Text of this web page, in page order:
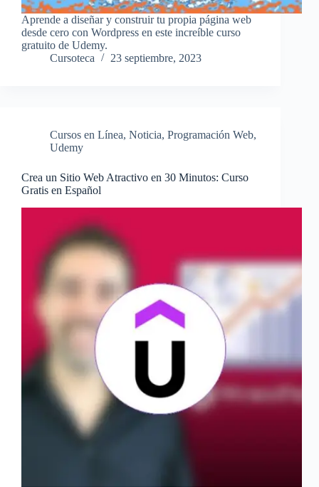
Aprende a diseñar y construir tu propia página web
desde cero con Wordpress en este increíble curso
gratuito de Udemy.
Cursoteca
23 septiembre, 2023
Cursos en Línea, Noticia, Programación Web,
Udemy
Crea un Sitio Web Atractivo en 30 Minutos: Curso
Gratis en Español